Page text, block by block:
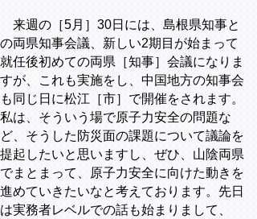
来週の［5月］30日には、島根県知事と
の両県知事会議、新しい2期目が始まって
就任後初めての両県［知事］会議になりま
すが、これも実施をし、中国地方の知事会
も同じ日に松江［市］で開催をされます。
私は、そういう場で原子力安全の問題な
ど、そうした防災面の課題について議論を
提起したいと思いますし、ぜひ、山陰両県
でまとまって、原子力安全に向けた動きを
進めていきたいなと考えております。先日
は実務者レベルでの話も始まりまして、